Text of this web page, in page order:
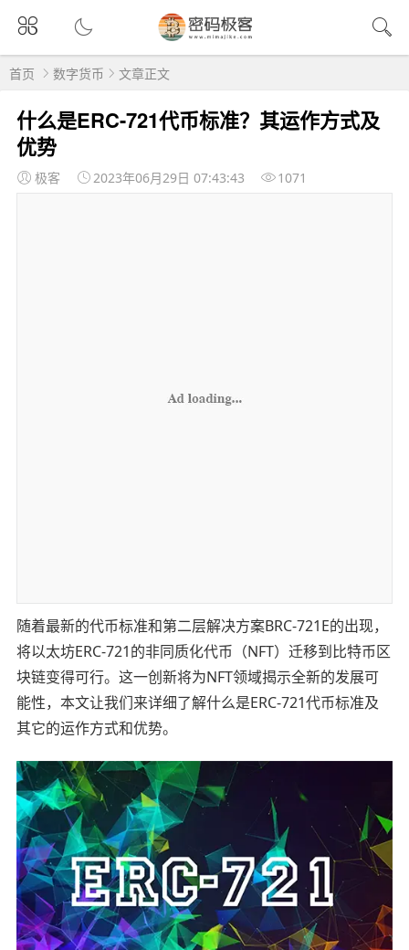
首页 数字货币 文章正文
什么是ERC-721代币标准？其运作方式及
优势
极客 2023年06月29日 07:43:43 1071
随着最新的代币标准和第二层解决方案BRC-721E的出现，
将以太坊ERC-721的非同质化代币（NFT）迁移到比特币区
块链变得可行。这一创新将为NFT领域揭示全新的发展可
能性，本文让我们来详细了解什么是ERC-721代币标准及
其它的运作方式和优势。